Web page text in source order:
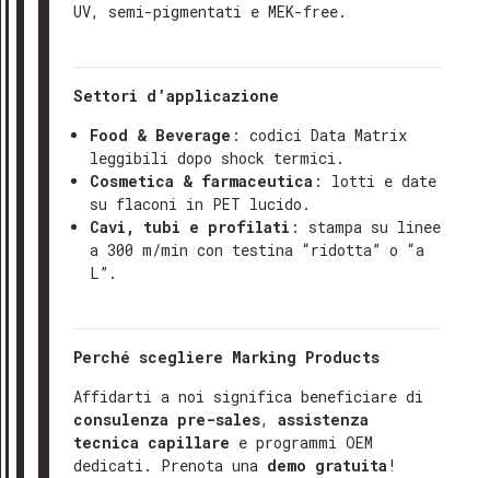
AGOSTO 2026
chiusa.
UV, semi-pigmentati e MEK-free.
Settori d’applicazione
Food & Beverage : codici Data Matrix
leggibili dopo shock termici.
Cosmetica & farmaceutica : lotti e date
su flaconi in PET lucido.
Cavi, tubi e profilati : stampa su linee
a 300 m/min con testina “ridotta” o “a
L”.
Perché scegliere Marking Products
Affidarti a noi significa beneficiare di
consulenza pre-sales,assistenza
tecnica capillare e programmi OEM
dedicati. Prenota una demo gratuita !
restiamo a tua disposizione!
Il team di Marking Products